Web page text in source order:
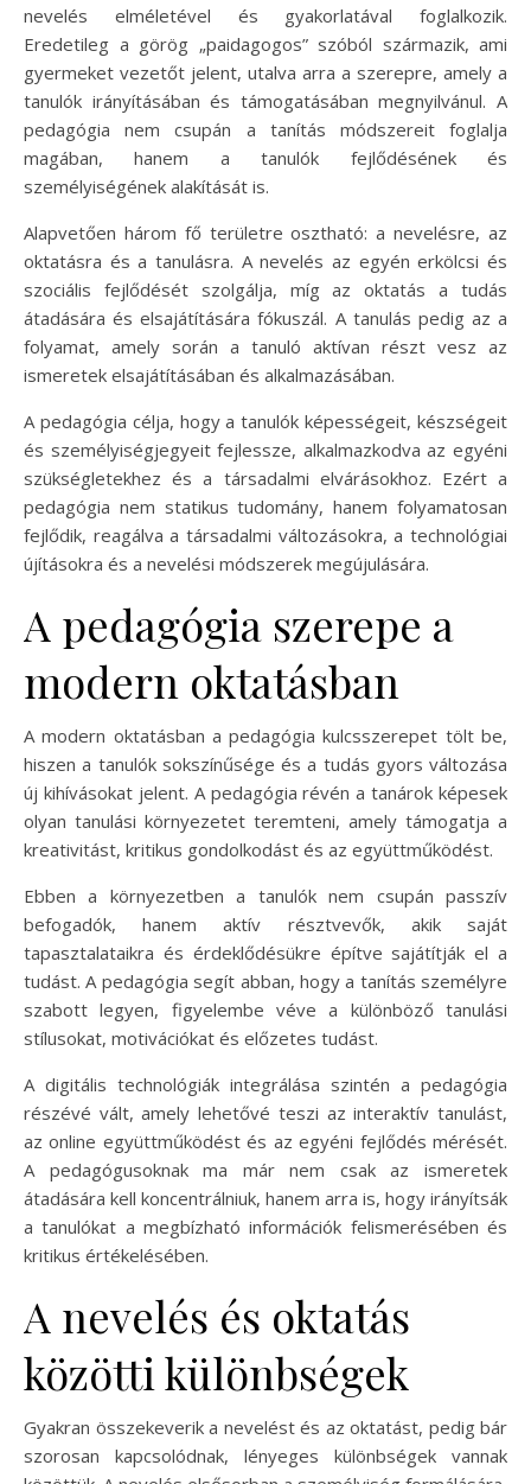
nevelés elméletével és gyakorlatával foglalkozik.
Eredetileg a görög „paidagogos” szóból származik, ami
gyermeket vezetőt jelent, utalva arra a szerepre, amely a
tanulók irányításában és támogatásában megnyilvánul. A
pedagógia nem csupán a tanítás módszereit foglalja
magában, hanem a tanulók fejlődésének és
személyiségének alakítását is.
Alapvetően három fő területre osztható: a nevelésre, az
oktatásra és a tanulásra. A nevelés az egyén erkölcsi és
szociális fejlődését szolgálja, míg az oktatás a tudás
átadására és elsajátítására fókuszál. A tanulás pedig az a
folyamat, amely során a tanuló aktívan részt vesz az
ismeretek elsajátításában és alkalmazásában.
A pedagógia célja, hogy a tanulók képességeit, készségeit
és személyiségjegyeit fejlessze, alkalmazkodva az egyéni
szükségletekhez és a társadalmi elvárásokhoz. Ezért a
pedagógia nem statikus tudomány, hanem folyamatosan
fejlődik, reagálva a társadalmi változásokra, a technológiai
újításokra és a nevelési módszerek megújulására.
A pedagógia szerepe a
modern oktatásban
A modern oktatásban a pedagógia kulcsszerepet tölt be,
hiszen a tanulók sokszínűsége és a tudás gyors változása
új kihívásokat jelent. A pedagógia révén a tanárok képesek
olyan tanulási környezetet teremteni, amely támogatja a
kreativitást, kritikus gondolkodást és az együttműködést.
Ebben a környezetben a tanulók nem csupán passzív
befogadók, hanem aktív résztvevők, akik saját
tapasztalataikra és érdeklődésükre építve sajátítják el a
tudást. A pedagógia segít abban, hogy a tanítás személyre
szabott legyen, figyelembe véve a különböző tanulási
stílusokat, motivációkat és előzetes tudást.
A digitális technológiák integrálása szintén a pedagógia
részévé vált, amely lehetővé teszi az interaktív tanulást,
az online együttműködést és az egyéni fejlődés mérését.
A pedagógusoknak ma már nem csak az ismeretek
átadására kell koncentrálniuk, hanem arra is, hogy irányítsák
a tanulókat a megbízható információk felismerésében és
kritikus értékelésében.
A nevelés és oktatás
közötti különbségek
Gyakran összekeverik a nevelést és az oktatást, pedig bár
szorosan kapcsolódnak, lényeges különbségek vannak